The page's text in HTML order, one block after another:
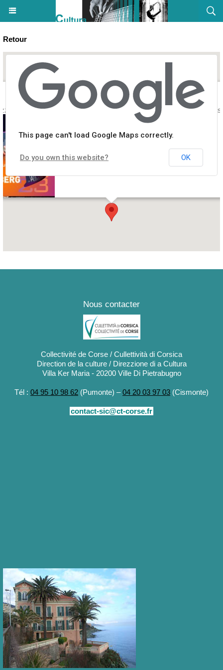
Retour
In Aiacciu : Stochelo Rosenberg Trio - Théâtre de verdure du
verdure du Casone, Place d'Austerlitz, cours Général Leclerc
This page can't load Google Maps correctly.
Do you own this website? OK
Nous contacter
Collectivité de Corse / Cullettività di Corsica
Direction de la culture / Direzzione di a Cultura
Villa Ker Maria - 20200 Ville Di Pietrabugno
Tél : 04 95 10 98 62 (Pumonte) –04 20 03 97 03 (Cismonte)
contact-sic@ct-corse.fr